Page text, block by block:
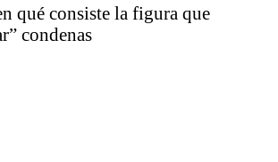
qué consiste la figura que
condenas